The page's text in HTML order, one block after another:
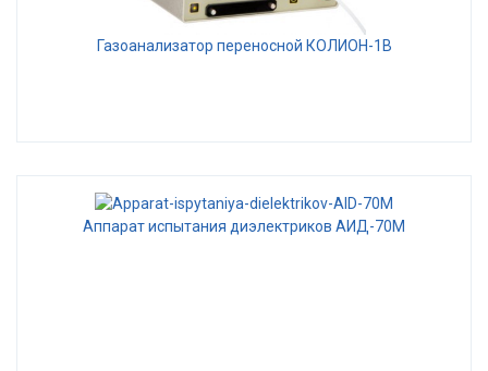
Газоанализатор переносной КОЛИОН-1В
Аппарат испытания диэлектриков АИД-70М